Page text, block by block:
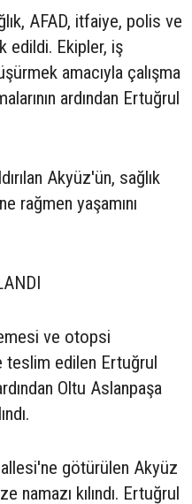
AFAD, itfaiye, polis ve
edildi. Ekipler, iş
amacıyla çalışma
ardından Ertuğrul
Akyüz'ün, sağlık
rağmen yaşamını
ve otopsi
teslim edilen Ertuğrul
Oltu Aslanpaşa
götürülen Akyüz
namazı kılındı. Ertuğrul